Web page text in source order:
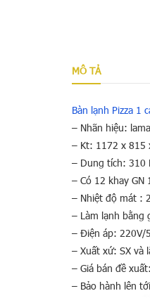
MÔ TẢ
Bàn lạnh Pizza 1
– Nhãn hiệu:
– Kt: 1172 x 815
– Dung tích: 310
– Có 12 khay GN
– Nhiệt độ mát :
– Làm lạnh bằng
– Điện áp: 220V/
– Xuất xứ: SX và
– Giá bán đề
– Bảo hành lên